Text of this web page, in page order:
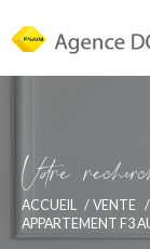
Vore rece
ACCUEIL VENTE
APPARTEMENT F3